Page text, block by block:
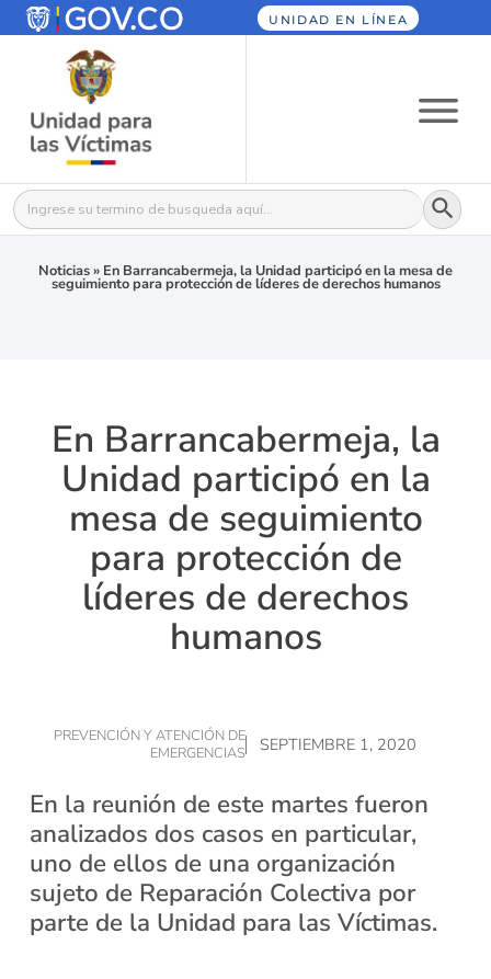
UNIDAD EN LÍNEA
Buscar: Botón
Noticias» En Barrancabermeja, la Unidad participó en la mesa de
seguimiento para protección de líderes de derechos humanos
En Barrancabermeja, la
Unidad participó en la
mesa de seguimiento
para protección de
líderes de derechos
humanos
PREVENCIÓN Y ATENCIÓN DE
EMERGENCIAS
SEPTIEMBRE 1, 2020
En la reunión de este martes fueron
analizados dos casos en particular,
uno de ellos de una organización
sujeto de Reparación Colectiva por
parte de la Unidad para las Víctimas.